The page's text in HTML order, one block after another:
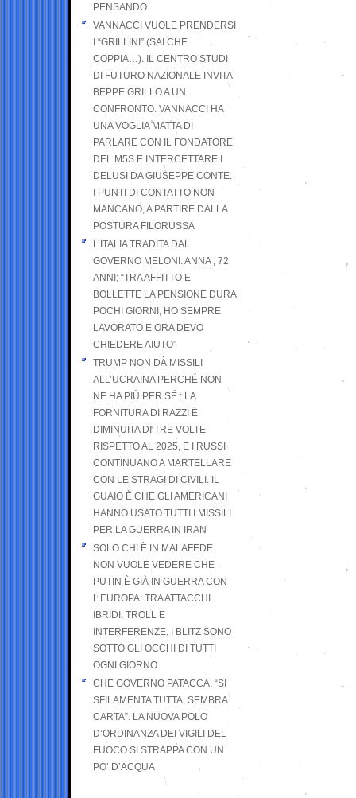
PENSANDO
VANNACCI VUOLE PRENDERSI
I “GRILLINI” (SAI CHE
COPPIA…). IL CENTRO STUDI
DI FUTURO NAZIONALE INVITA
BEPPE GRILLO A UN
CONFRONTO. VANNACCI HA
UNA VOGLIA MATTA DI
PARLARE CON IL FONDATORE
DEL M5S E INTERCETTARE I
DELUSI DA GIUSEPPE CONTE.
I PUNTI DI CONTATTO NON
MANCANO, A PARTIRE DALLA
POSTURA FILORUSSA
L’ITALIA TRADITA DAL
GOVERNO MELONI. ANNA , 72
ANNI; “TRA AFFITTO E
BOLLETTE LA PENSIONE DURA
POCHI GIORNI, HO SEMPRE
LAVORATO E ORA DEVO
CHIEDERE AIUTO”
TRUMP NON DÀ MISSILI
ALL’UCRAINA PERCHÉ NON
NE HA PIÙ PER SÉ : LA
FORNITURA DI RAZZI È
DIMINUITA DI TRE VOLTE
RISPETTO AL 2025, E I RUSSI
CONTINUANO A MARTELLARE
CON LE STRAGI DI CIVILI. IL
GUAIO È CHE GLI AMERICANI
HANNO USATO TUTTI I MISSILI
PER LA GUERRA IN IRAN
SOLO CHI È IN MALAFEDE
NON VUOLE VEDERE CHE
PUTIN È GIÀ IN GUERRA CON
L’EUROPA: TRA ATTACCHI
IBRIDI, TROLL E
INTERFERENZE, I BLITZ SONO
SOTTO GLI OCCHI DI TUTTI
OGNI GIORNO
CHE GOVERNO PATACCA. “SI
SFILAMENTA TUTTA, SEMBRA
CARTA”. LA NUOVA POLO
D’ORDINANZA DEI VIGILI DEL
FUOCO SI STRAPPA CON UN
PO’ D’ACQUA